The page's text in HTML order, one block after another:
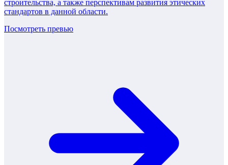
строительства, а также перспективам развития этических
стандартов в данной области.
Посмотреть превью